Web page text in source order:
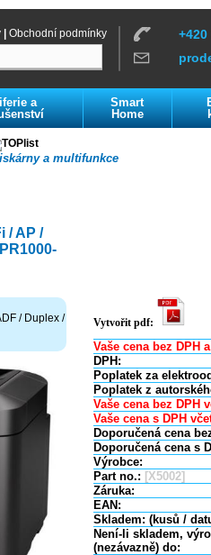
Obchodní podmínky
+420
a
Smart
Home
a multifunkce
/ AP /
/ Duplex /
Vytvořit pdf:
Vaše cena bez DPH
DPH:
Poplatek za
Poplatek z
Vaše cena bez DPH
Vaše cena s DPH
Doporučená cena
Doporučená cena s
Výrobce:
Part no.: [X5002]
Záruka:
EAN:
Skladem: (kusů /
Není-li skladem,
(nezávazně) do: